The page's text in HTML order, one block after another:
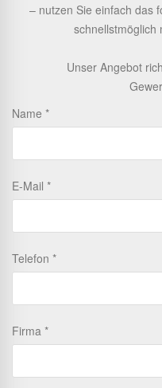
– nutzen Sie einfach das
schnellstmöglich
Unser Angebot
Name
E-Mail
Telefon
Firma